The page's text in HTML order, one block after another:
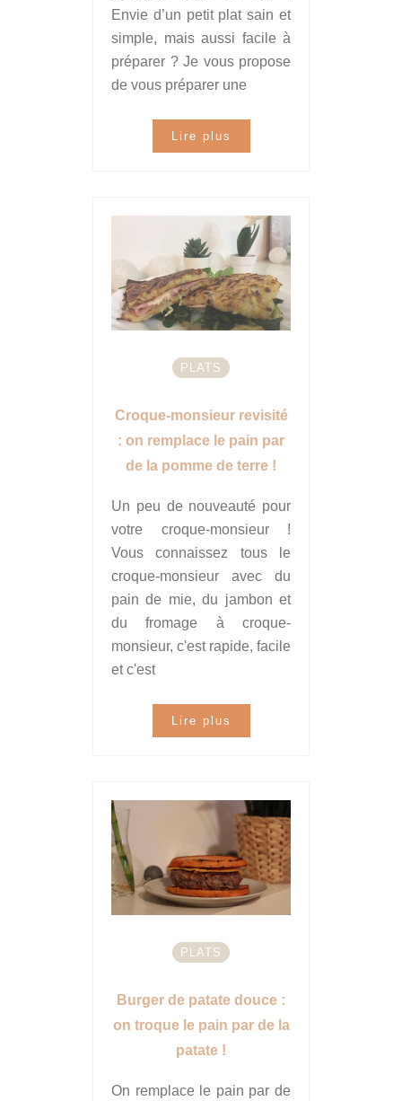
Envie d’un petit plat sain et
simple, mais aussi facile à
préparer ? Je vous propose
de vous préparer une
Lire plus
PLATS
Croque-monsieur revisité
: on remplace le pain par
de la pomme de terre !
Un peu de nouveauté pour
votre croque-monsieur !
Vous connaissez tous le
croque-monsieur avec du
pain de mie, du jambon et
du fromage à croque-
monsieur, c'est rapide, facile
et c'est
Lire plus
PLATS
Burger de patate douce :
on troque le pain par de la
patate !
On remplace le pain par de